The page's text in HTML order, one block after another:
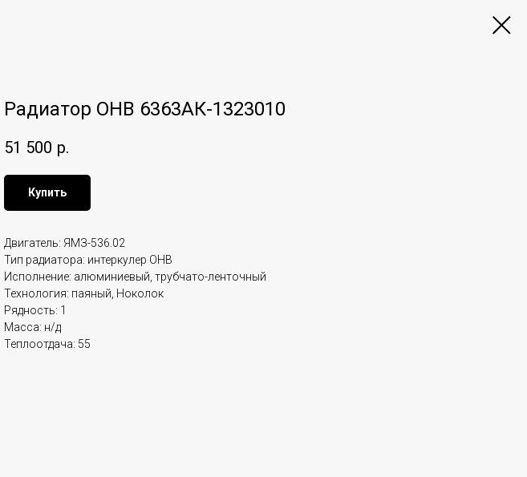
Радиатор ОНВ 6363АК-1323010
51 500 р.
Купить
Двигатель: ЯМЗ-536.02
Тип радиатора: интеркулер ОНВ
Исполнение: алюминиевый, трубчато-ленточный
Технология: паяный, Ноколок
Рядность: 1
Масса: н/д
Теплоотдача: 55